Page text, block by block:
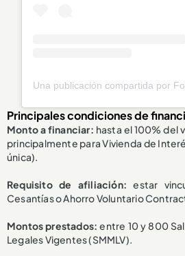
Principales condiciones de
Monto a financiar: hasta el 100% del
principalmente para Vivienda de
única).
Requisito de afiliación:estar
Cesantías o Ahorro Voluntario
Montos prestados:entre 10 y 800
Legales Vigentes (SMMLV).